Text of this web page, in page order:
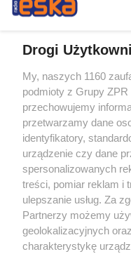
Żaden utwór zamieszczony
rozpowszechniany lub dalej
tym także elektroniczny lub
eksploatacji w jakiejkolwiek
bez pisemnej zgody
wykorzystanie utworów w
bez właściwej zgody, jest
prawnie.
Drogi
My, naszych 1160
podmioty z Grupy
przechowujemy
przetwarzamy dane
identyfikatory,
urządzenie czy dane
spersonalizowanych
treści, pomiar reklam i
ulepszanie usług. Za
Partnerzy możemy
geolokalizacyjnych
charakterystykę